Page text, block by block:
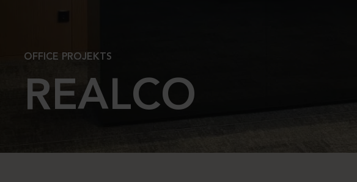
OFFICE PROJEKTS
REALCO